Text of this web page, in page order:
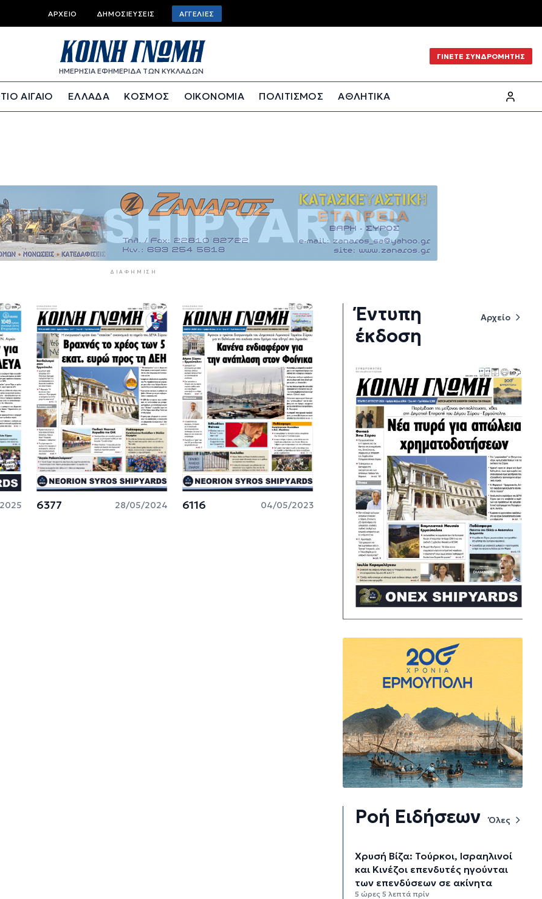
Top bar menu
ΑΡΧΕΊΟ ΔΗΜΟΣΙΕΎΣΕΙΣ ΑΓΓΕΛΊΕΣ
ΗΜΕΡΗΣΙΑ ΕΦΗΜΕΡΙΔΑ ΤΩΝ ΚΥΚΛΑΔΩΝ
ΓΙΝΕΤΕ ΣΥΝΔΡΟΜΗΤΗΣ
ΑΙΓΑΙΟ ΕΛΛΑΔΑ ΚΟΣΜΟΣ ΟΙΚΟΝΟΜΙΑ ΠΟΛΙΤΙΣΜΟΣ
ΑΘΛΗΤΙΚΑ
ΔΙΑΦΉΜΙΣΗ
6377 28/05/2024 6116 04/05/2023
Έντυπη
έκδοση
Αρχείο
Ροή Ειδήσεων Όλες
Χρυσή Βίζα: Τούρκοι, Ισραηλινοί
και Κινέζοι επενδυτές ηγούνται
των επενδύσεων σε ακίνητα
5 ώρες 5 λεπτά πρίν